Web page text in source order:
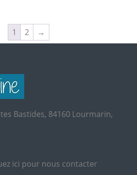
1 2 →
Bastides, 84160 Lourmarin,
ici pour nous contacter